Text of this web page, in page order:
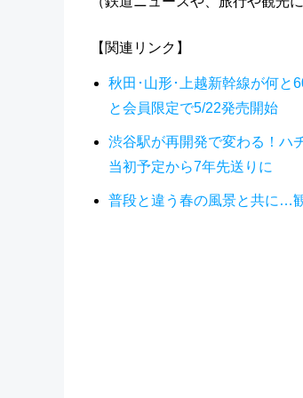
【関連リンク】
秋田･山形･上越新幹線が何と
と会員限定で5/22発売開始
渋谷駅が再開発で変わる！ハ
当初予定から7年先送りに
普段と違う春の風景と共に…